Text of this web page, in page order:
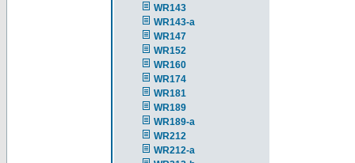
WR143
WR143-a
WR147
WR152
WR160
WR174
WR181
WR189
WR189-a
WR212
WR212-a